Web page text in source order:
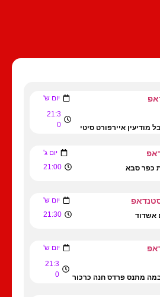
יום ש'
מודיעין איירפורט סיטי
21:3
0
יום ג'
כפר סבא 21:00
יום ש'
אשדוד 21:30
יום ש'
מתנס פרדס חנה כרכור
21:3
0